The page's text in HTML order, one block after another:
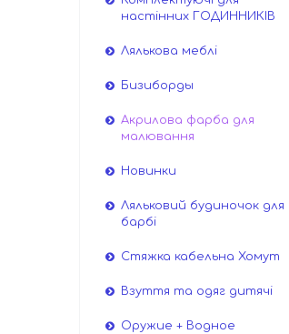
настінних ГОДИННИКІВ
Лялькова меблі
Бизиборды
Акрилова фарба для
малювання
Новинки
Ляльковий будиночок для
барбі
Стяжка кабельна Хомут
Взуття та одяг дитячі
Оружие + Водное